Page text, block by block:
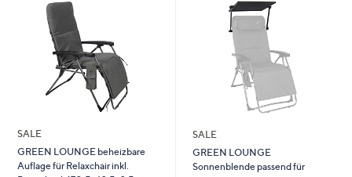
SALE
GREEN LOUNGE beheizbare
Auflage für Relaxchair inkl.
SALE
GREEN LOUNGE
Sonnenblende passend für